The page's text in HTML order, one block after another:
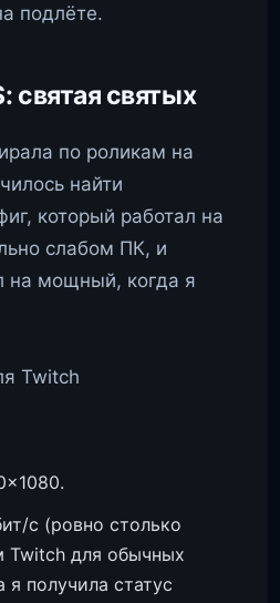
подлёте.
святая святых
по роликам на
найти
который работал на
слабом ПК, и
на мощный, когда я
с (ровно столько
Twitch для обычных
я получила статус